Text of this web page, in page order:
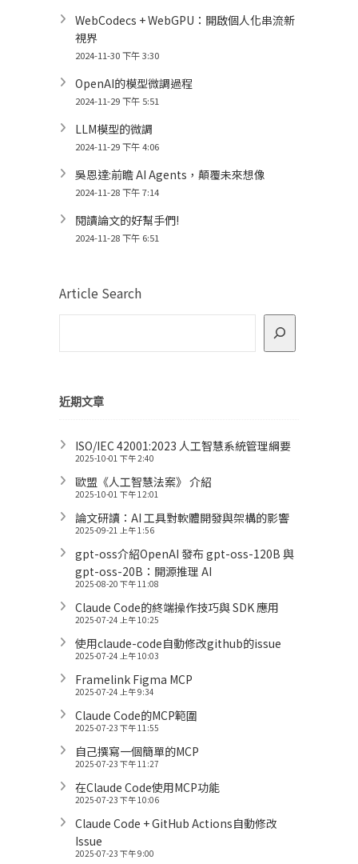
WebCodecs + WebGPU：開啟個人化串流新
視界
2024-11-30 下午 3:30
OpenAI的模型微調過程
2024-11-29 下午 5:51
LLM模型的微調
2024-11-29 下午 4:06
吳恩達:前瞻 AI Agents，顛覆未來想像
2024-11-28 下午 7:14
閱讀論文的好幫手們!
2024-11-28 下午 6:51
Article Search
近期文章
ISO/IEC 42001:2023 人工智慧系統管理綱要
2025-10-01 下午 2:40
歐盟《人工智慧法案》 介紹
2025-10-01 下午 12:01
論文研讀：AI 工具對軟體開發與架構的影響
2025-09-21 上午 1:56
gpt-oss介紹OpenAI 發布 gpt-oss-120B 與
gpt-oss-20B：開源推理 AI
2025-08-20 下午 11:08
Claude Code的終端操作技巧與 SDK 應用
2025-07-24 上午 10:25
使用claude-code自動修改github的issue
2025-07-24 上午 10:03
Framelink Figma MCP
2025-07-24 上午 9:34
Claude Code的MCP範圍
2025-07-23 下午 11:55
自己撰寫一個簡單的MCP
2025-07-23 下午 11:27
在Claude Code使用MCP功能
2025-07-23 下午 10:06
Claude Code + GitHub Actions自動修改
Issue
2025-07-23 下午 9:00